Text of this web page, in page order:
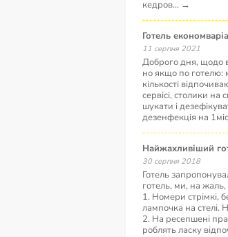
кедров... →
Готель
11 серпня 2021
Доброго дня, щодо
но якщо по готелю:
кількості
сервісі, столики
шукати і
дезенфекція на
Найжахливіший
30 серпня 2018
Готель
готель, ми, на
1. Номери стрімкі,
лампочка на стелі.
2. На ресепшені
роблять ласку